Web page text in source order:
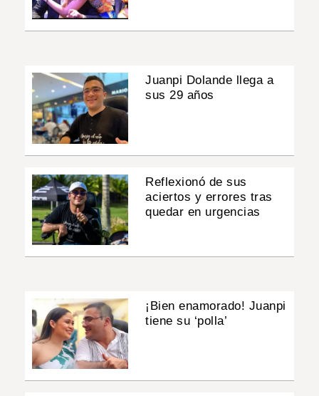
Juanpi Dolande llega a
sus 29 años
Reflexionó de sus
aciertos y errores tras
quedar en urgencias
¡Bien enamorado! Juanpi
tiene su ‘polla’